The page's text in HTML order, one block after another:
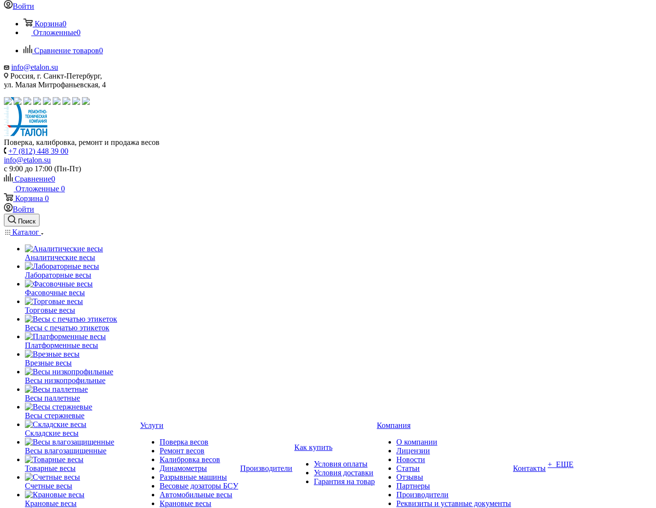
Войти
Корзина0
Отложенные0
Сравнение товаров0
info@etalon.su
Россия, г. Санкт-Петербург,
ул. Малая Митрофаньевская, 4
Поверка, калибровка, ремонт и продажа весов
+7 (812) 448 39 00
info@etalon.su
c 9:00 до 17:00 (Пн-Пт)
Сравнение0
Отложенные 0
Корзина 0
Войти
Поиск
Каталог
Аналитические весы
Лабораторные весы
Фасовочные весы
Торговые весы
Весы с печатью этикеток
Платформенные весы
Врезные весы
Весы низкопрофильные
Весы паллетные
Весы стержневые
Складские весы
Весы влагозащищенные
Товарные весы
Счетные весы
Крановые весы
Услуги
Поверка весов
Ремонт весов
Калибровка весов
Динамометры
Разрывные машины
Весовые дозаторы БСУ
Автомобильные весы
Крановые весы
Производители
Как купить
Условия оплаты
Условия доставки
Гарантия на товар
Компания
О компании
Лицензии
Новости
Статьи
Отзывы
Партнеры
Производители
Реквизиты и уставные документы
Контакты + ЕЩЕ